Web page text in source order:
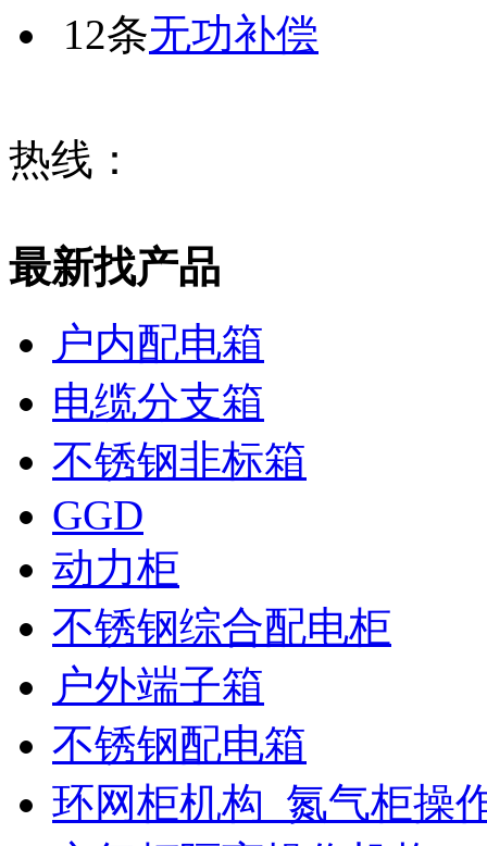
12条无功补偿
热线：
最新找产品
户内配电箱
电缆分支箱
不锈钢非标箱
GGD
动力柜
不锈钢综合配电柜
户外端子箱
不锈钢配电箱
环网柜机构_氮气柜操